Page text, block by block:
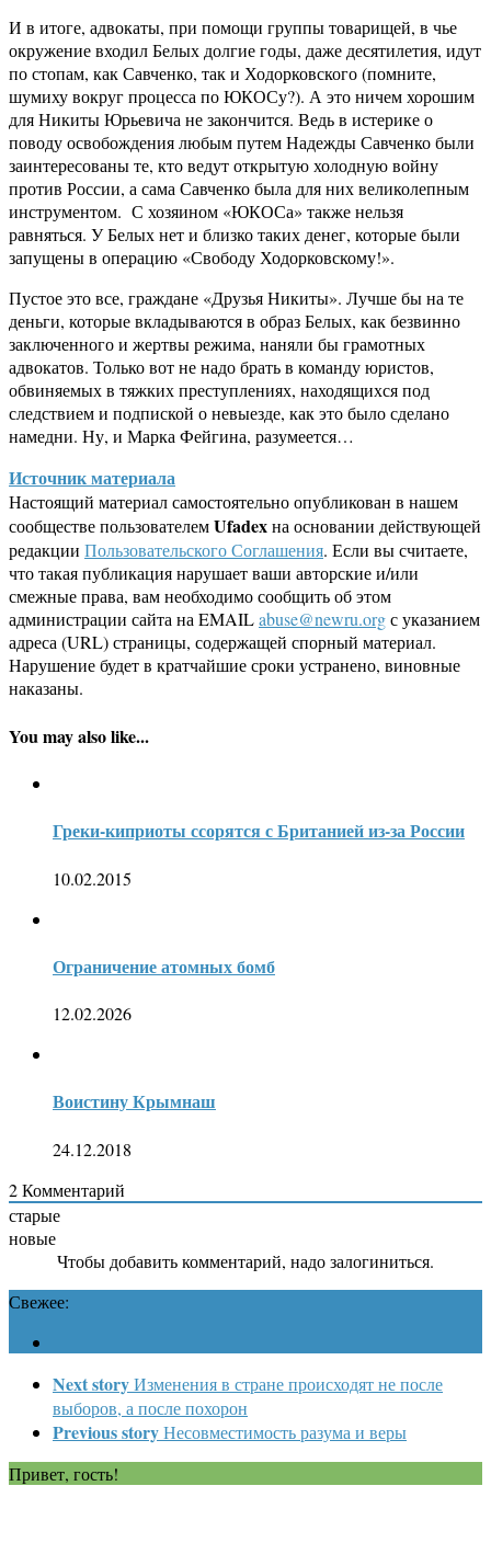
И в итоге, адвокаты, при помощи группы товарищей, в чье
окружение входил Белых долгие годы, даже десятилетия, идут
по стопам, как Савченко, так и Ходорковского (помните,
шумиху вокруг процесса по ЮКОСу?). А это ничем хорошим
для Никиты Юрьевича не закончится. Ведь в истерике о
поводу освобождения любым путем Надежды Савченко были
заинтересованы те, кто ведут открытую холодную войну
против России, а сама Савченко была для них великолепным
инструментом. С хозяином «ЮКОСа» также нельзя
равняться. У Белых нет и близко таких денег, которые были
запущены в операцию «Свободу Ходорковскому!».
Пустое это все, граждане «Друзья Никиты». Лучше бы на те
деньги, которые вкладываются в образ Белых, как безвинно
заключенного и жертвы режима, наняли бы грамотных
адвокатов. Только вот не надо брать в команду юристов,
обвиняемых в тяжких преступлениях, находящихся под
следствием и подпиской о невыезде, как это было сделано
намедни. Ну, и Марка Фейгина, разумеется…
Источник материала
Настоящий материал самостоятельно опубликован в нашем
сообществе пользователемUfadexна основании действующей
редакции Пользовательского Соглашения. Если вы считаете,
что такая публикация нарушает ваши авторские и/или
смежные права, вам необходимо сообщить об этом
администрации сайта на EMAILabuse@newru.orgс указанием
адреса (URL) страницы, содержащей спорный материал.
Нарушение будет в кратчайшие сроки устранено, виновные
наказаны.
You may also like...
Греки-киприоты ссорятся с Британией из-за России
10.02.2015
Ограничение атомных бомб
12.02.2026
Воистину Крымнаш
24.12.2018
2Комментарий
старые
новые
Чтобы добавить комментарий, надо залогиниться.
Свежее:
Next storyИзменения в стране происходят не после
выборов, а после похорон
Previous storyНесовместимость разума и веры
Привет, гость!